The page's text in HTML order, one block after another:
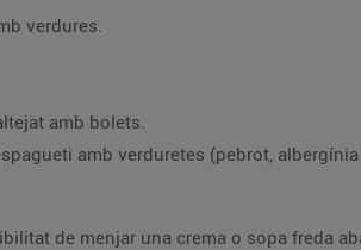
verdures.
amb bolets.
amb verduretes (pebrot,
de menjar una crema o sopa freda